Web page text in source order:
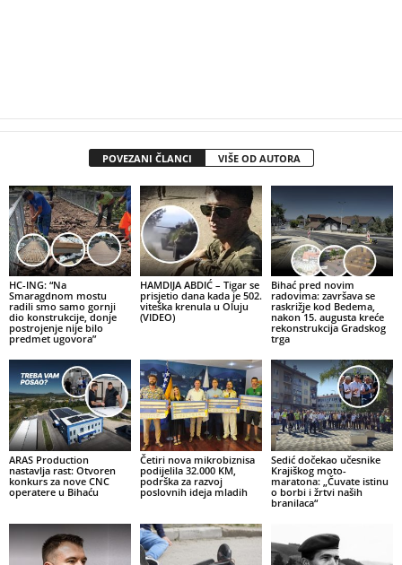
POVEZANI ČLANCI VIŠE OD AUTORA
HC-ING: “Na
Smaragdnom mostu
radili smo samo gornji
dio konstrukcije, donje
postrojenje nije bilo
predmet ugovora”
HAMDIJA ABDIĆ – Tigar se
prisjetio dana kada je 502.
viteška krenula u Oluju
(VIDEO)
Bihać pred novim
radovima: završava se
raskrižje kod Bedema,
nakon 15. augusta kreće
rekonstrukcija Gradskog
trga
ARAS Production
nastavlja rast: Otvoren
konkurs za nove CNC
operatere u Bihaću
Četiri nova mikrobiznisa
podijelila 32.000 KM,
podrška za razvoj
poslovnih ideja mladih
Sedić dočekao učesnike
Krajiškog moto-
maratona: „Čuvate istinu
o borbi i žrtvi naših
branilaca“